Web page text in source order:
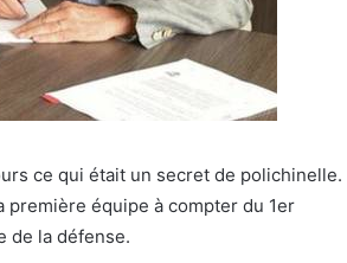
ce qui était un secret de polichinelle.
première équipe à compter du 1er
de la défense.